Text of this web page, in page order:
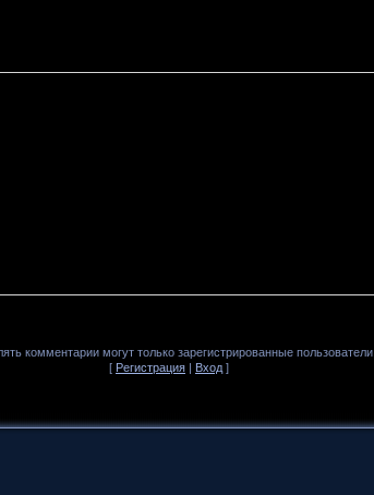
комментарии могут только зарегистрированные пользователи.
[ Регистрация Вход ]